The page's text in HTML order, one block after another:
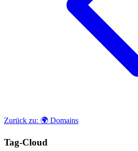
Zurück zu: 🌍 Domains
Tag-Cloud